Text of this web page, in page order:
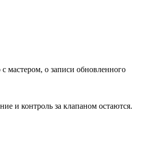
мастером, о записи обновленного
и контроль за клапаном остаются.